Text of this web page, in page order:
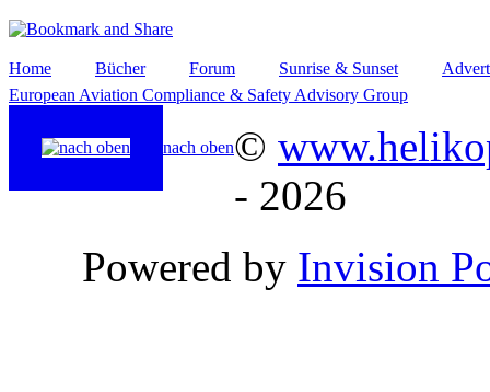
Home Bücher Forum Sunrise & Sunset
European Aviation Compliance & Safety Advisory Group
nach oben©
- 2026
Powered by Invision